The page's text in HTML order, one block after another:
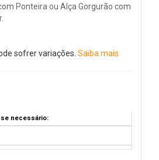
Ponteira ou Alça Gorgurão com
sofrer variações. Saiba mais
necessário: